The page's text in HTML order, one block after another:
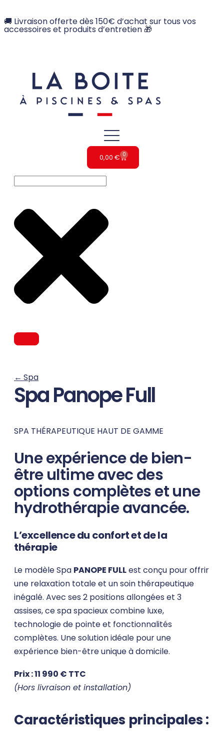
🚚 Livraison offerte dès 150€ d’achat sur tous vos
accessoires et produits d’entretien 🎁
0,00 € 0
← Spa
Spa Panope Full
SPA THÉRAPEUTIQUE HAUT DE GAMME
Une expérience de bien-
être ultime avec des
options complètes et une
hydrothérapie avancée.
L’excellence du confort et de la
thérapie
Le modèle Spa PANOPE FULLest conçu pour offrir
une relaxation totale et un soin thérapeutique
inégalé. Avec ses 2 positions allongées et 3
assises, ce spa spacieux combine luxe,
technologie de pointe et fonctionnalités
complètes. Une solution idéale pour une
expérience bien-être unique à domicile.
Prix : 11 990 € TTC
(Hors livraison et installation)
Caractéristiques principales :